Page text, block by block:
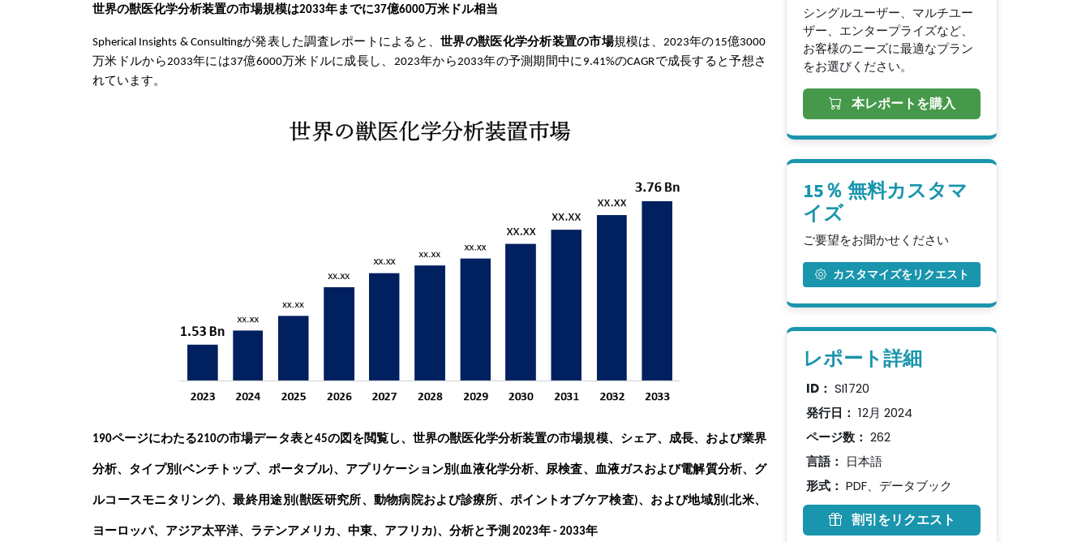
世界の獣医化学分析装置の市場規模は2033年までに37億6000万米ドル相当
Spherical Insights & Consultingが発表した調査レポートによると、世界の獣医化学分析装置の市場規模は、2023年の15億3000
万米ドルから2033年には37億6000万米ドルに成長し、2023年から2033年の予測期間中に9.41%のCAGRで成長すると予想さ
れています。
190ページにわたる210の市場データ表と45の図を閲覧し、世界の獣医化学分析装置の市場規模、シェア、成長、および業界
分析、タイプ別 (ベンチトップ、ポータブル)、アプリケーション別 (血液化学分析、尿検査、血液ガスおよび電解質分析、グ
ルコースモニタリング)、最終用途別 (獣医研究所、動物病院および診療所、ポイントオブケア検査)、および地域別 (北米、
ヨーロッパ、アジア太平洋、ラテンアメリカ、中東、アフリカ)、分析と予測 2023年 - 2033年
シングルユーザー、マルチユー
ザー、エンタープライズなど、
お客様のニーズに最適なプラン
をお選びください。
本レポートを購入
15％ 無料カスタマ
イズ
ご要望をお聞かせください
カスタマイズをリクエスト
レポート詳細
ID： SI1720
発行日： 12月 2024
ページ数： 262
言語： 日本語
形式： PDF、データブック
割引をリクエスト